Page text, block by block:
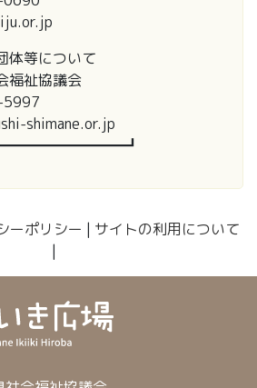
体等について
祉協議会
shimane.or.jp
ーポリシー | サイトの利用について
|